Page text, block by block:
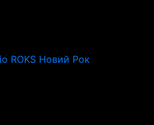
ROKS Новий Рок